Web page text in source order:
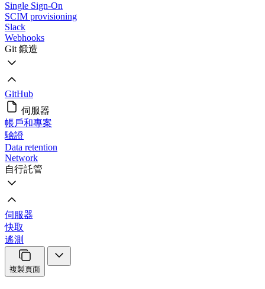
Single Sign-On
SCIM provisioning
Slack
Webhooks
Git 鍛造
GitHub
伺服器
帳戶和專案
驗證
Data retention
Network
自行託管
伺服器
快取
遙測
複製頁面